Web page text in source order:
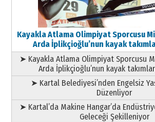
Kayakla Atlama Olimpiyat Sporcusu
Arda İplikçioğlu’nun kayak
➤ Kayakla Atlama Olimpiyat Sporcusu
Arda İplikçioğlu’nun kayak
➤ Kartal Belediyesi’nden Engelsiz
Düzenliyor
➤ Kartal’da Makine Hangar’da
Geleceği Şekilleniyor